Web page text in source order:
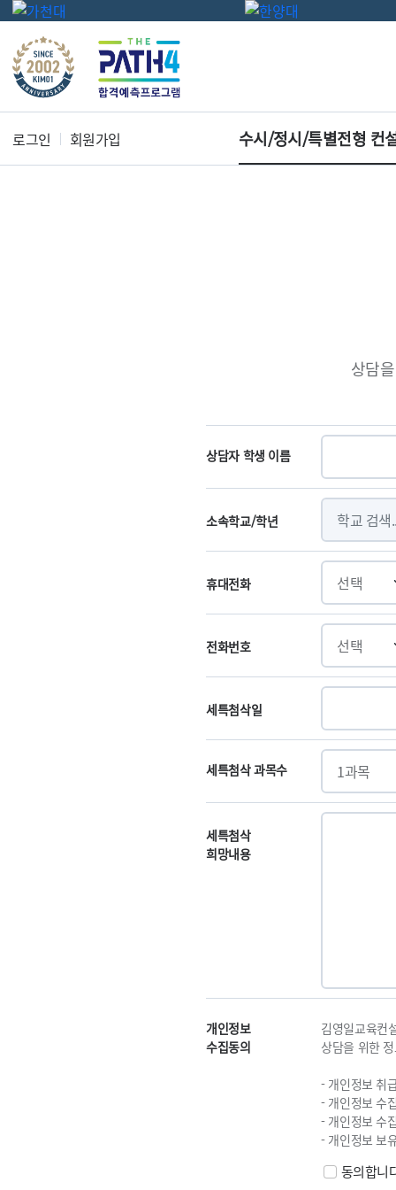
로그인 회원가입 수시/정시/특별전형 컨
상담
상담자 학생 이름
소속학교/학년
휴대전화
전화번호
세특첨삭일
세특첨삭 과목수
세특첨삭
희망내용
개인정보
수집동의
김영일교육컨
상담을 위한
- 개인정보 취
- 개인정보 수
- 개인정보 수
- 개인정보 보
동의합니